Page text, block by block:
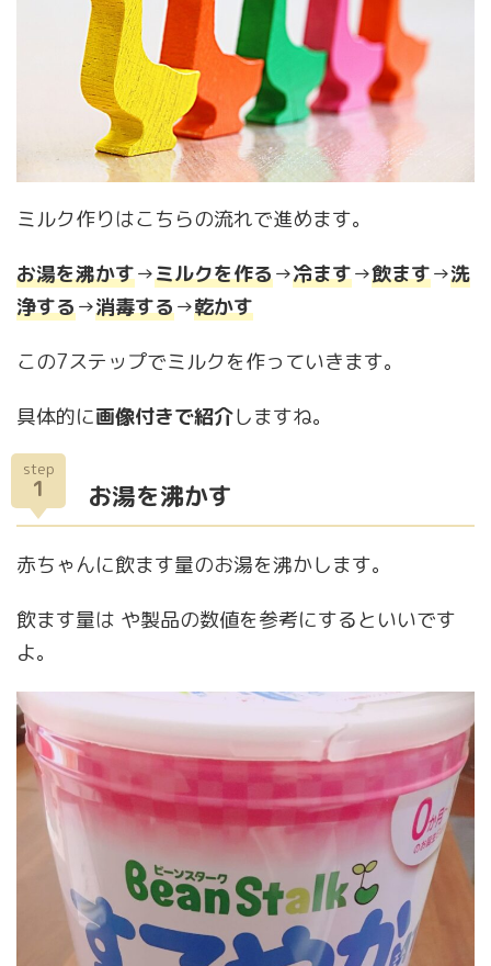
ミルク作りはこちらの流れで進めます。
お湯を沸かす→ミルクを作る→冷ます→飲ます→洗
浄する→消毒する→乾かす
この7ステップでミルクを作っていきます。
具体的に画像付きで紹介しますね。
step
1 お湯を沸かす
赤ちゃんに飲ます量のお湯を沸かします。
飲ます量は や製品の数値を参考にするといいです
よ。